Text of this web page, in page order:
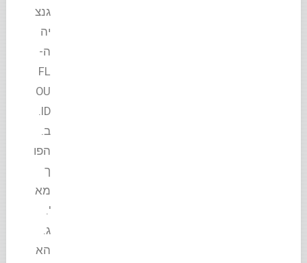
גנצ
יה
ה-
FL
OU
ID.
ב.
הפו
ך
מא
'.
ג.
הא